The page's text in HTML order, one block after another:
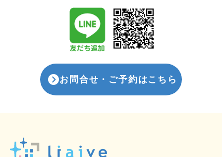
お問合せ・ご予約はこちら